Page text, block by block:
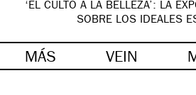
‘EL CULTO A LA BELLEZA’: LA
SOBRE LOS IDEALES
MÁS VEIN